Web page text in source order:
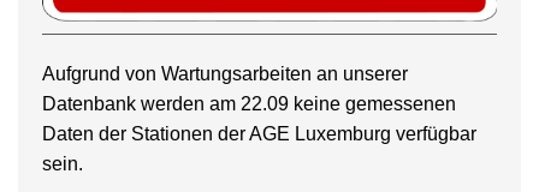
Aufgrund von Wartungsarbeiten an unserer
Datenbank werden am 22.09 keine gemessenen
Daten der Stationen der AGE Luxemburg verfügbar
sein.